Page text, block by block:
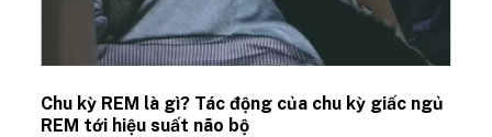
Chu kỳ REM là gì? Tác động của chu kỳ giấc ngủ
REM tới hiệu suất não bộ